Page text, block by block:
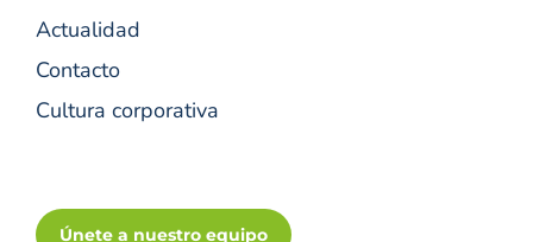
Actualidad
Contacto
Cultura corporativa
Únete a nuestro equipo